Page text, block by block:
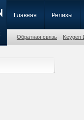
Главная Релизы
Обратная связь Keygen